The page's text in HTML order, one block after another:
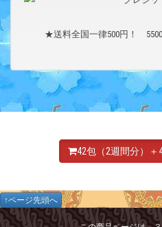
★送料全国一律500円！
42包（2週間分）
↑ページ先頭へ